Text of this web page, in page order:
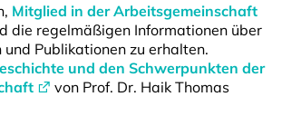
Mitglied in der Arbeitsgemeinschaft
die regelmäßigen Informationen über
Publikationen zu erhalten.
und den Schwerpunkten der
von Prof. Dr. Haik Thomas